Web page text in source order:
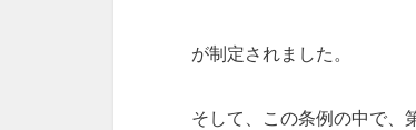
が制定されました。
そして、この条例の中で、